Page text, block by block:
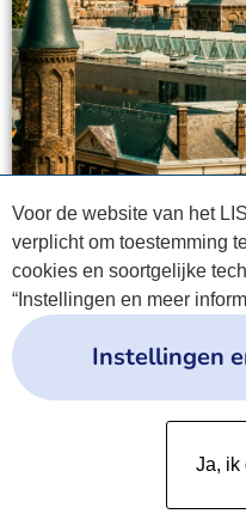
Voor de website van het
verplicht om toestemming
cookies en soortgelijke
“Instellingen en meer
Instellingen
Ja, ik